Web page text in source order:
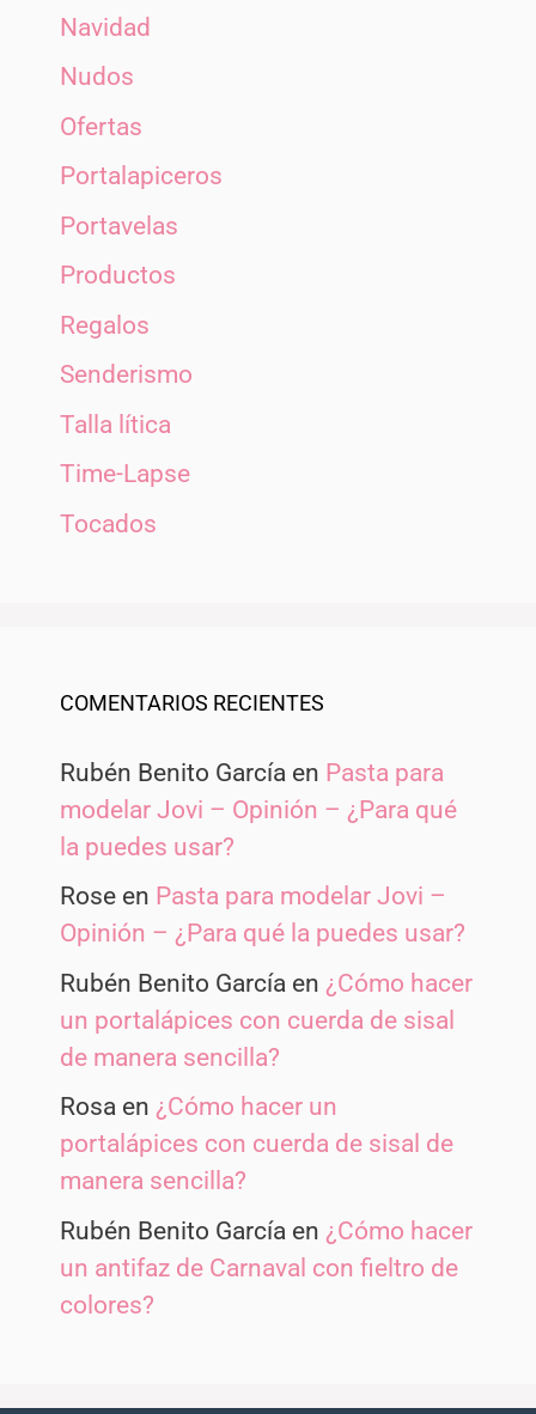
Navidad
Nudos
Ofertas
Portalapiceros
Portavelas
Productos
Regalos
Senderismo
Talla lítica
Time-Lapse
Tocados
COMENTARIOS RECIENTES
Rubén Benito García en Pasta para
modelar Jovi – Opinión – ¿Para qué
la puedes usar?
Rose en Pasta para modelar Jovi –
Opinión – ¿Para qué la puedes usar?
Rubén Benito García en ¿Cómo hacer
un portalápices con cuerda de sisal
de manera sencilla?
Rosa en ¿Cómo hacer un
portalápices con cuerda de sisal de
manera sencilla?
Rubén Benito García en ¿Cómo hacer
un antifaz de Carnaval con fieltro de
colores?